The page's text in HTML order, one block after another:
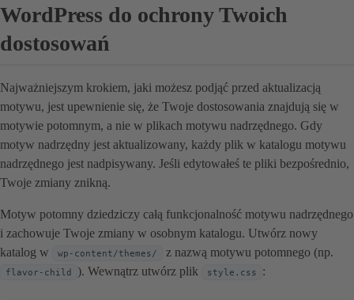
WordPress do ochrony Twoich
dostosowań
Najważniejszym krokiem, jaki możesz podjąć przed aktualizacją
motywu, jest upewnienie się, że Twoje dostosowania znajdują się w
motywie potomnym, a nie w plikach motywu nadrzędnego. Gdy
motyw nadrzędny jest aktualizowany, każdy plik w katalogu motywu
nadrzędnego jest nadpisywany. Jeśli edytowałeś te pliki bezpośrednio,
Twoje zmiany znikną.
Motyw potomny dziedziczy całą funkcjonalność motywu nadrzędnego
i zachowuje Twoje zmiany w osobnym katalogu. Utwórz nowy
katalog w
wp-content/themes/ z nazwą motywu potomnego (np.
flavor-child ). Wewnątrz utwórz plik style.css :